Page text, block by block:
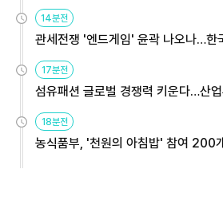
14분전
관세전쟁 '엔드게임' 윤곽 나오나…한
17분전
섬유패션 글로벌 경쟁력 키운다…산
18분전
농식품부, '천원의 아침밥' 참여 200